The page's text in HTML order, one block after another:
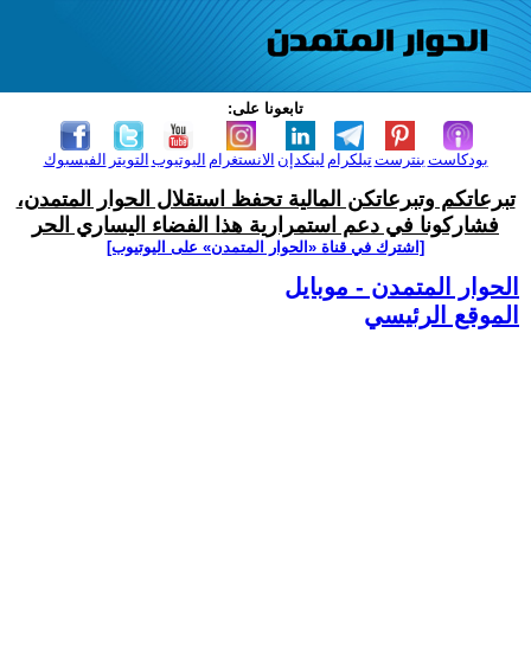
تابعونا على:
الفيسبوك التويتر اليوتيوب الانستغرام لينكدإن تيلكرامبنترست بودكاست
تبرعاتكم وتبرعاتكن المالية تحفظ استقلال الحوار المتمدن،
فشاركونا في دعم استمرارية هذا الفضاء اليساري الحر
[اشترك في قناة ‫«الحوار المتمدن» على اليوتيوب]
الحوار المتمدن - موبايل
الموقع الرئيسي